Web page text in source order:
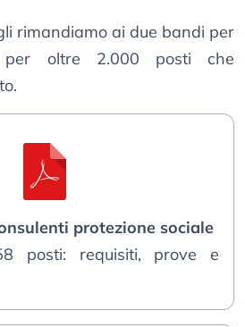
rimandiamo ai due bandi per
oltre 2.000 posti che
protezione sociale
posti: requisiti, prove e